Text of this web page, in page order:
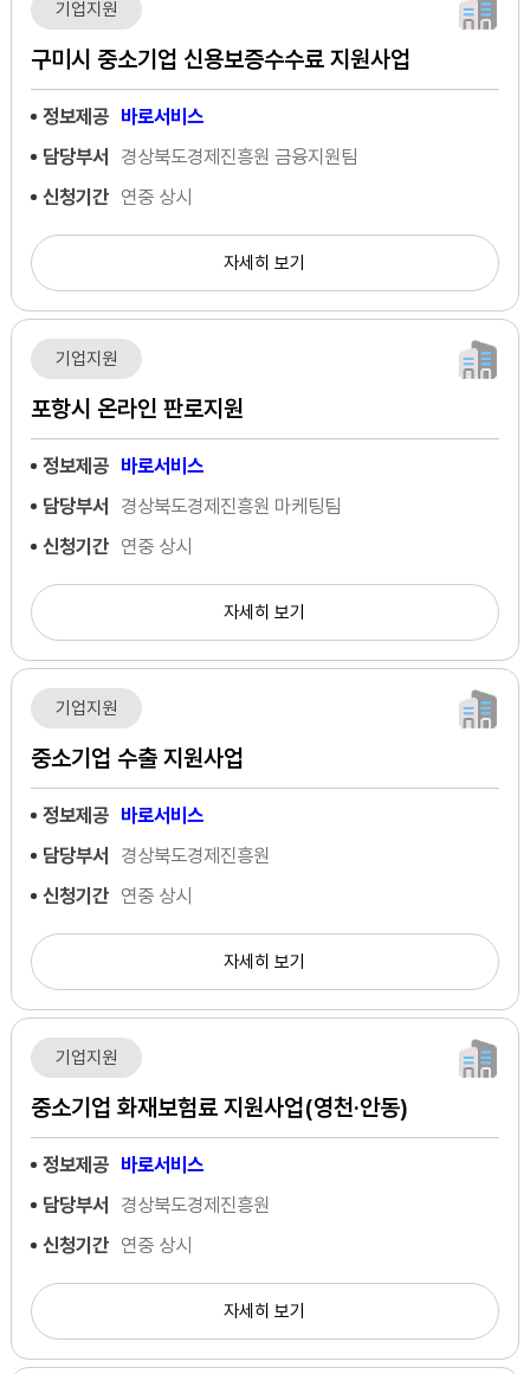
기업지원
구미시 중소기업 신용보증수수료 지원사업
정보제공 바로서비스
담당부서
경상북도경제진흥원 금융지원팀
신청기간 연중 상시
자세히 보기
기업지원
포항시 온라인 판로지원
정보제공 바로서비스
담당부서
경상북도경제진흥원 마케팅팀
신청기간 연중 상시
자세히 보기
기업지원
중소기업 수출 지원사업
정보제공 바로서비스
담당부서
경상북도경제진흥원
신청기간 연중 상시
자세히 보기
기업지원
중소기업 화재보험료 지원사업(영천·안동)
정보제공 바로서비스
담당부서
경상북도경제진흥원
신청기간 연중 상시
자세히 보기